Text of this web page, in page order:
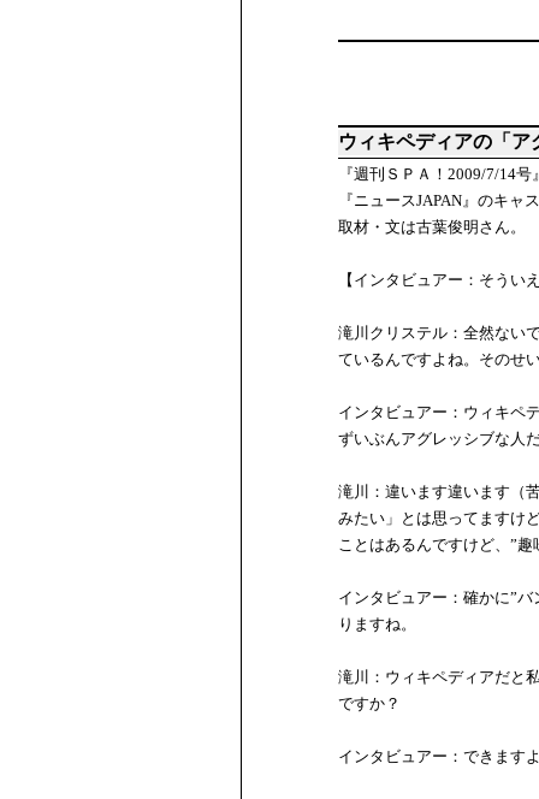
ウィキペディアの「
『週刊ＳＰＡ！2009/7/14
『ニュースJAPAN』のキ
取材・文は古葉俊明さん。
【インタビュアー：そうい
滝川クリステル：全然ない
ているんですよね。そのせ
インタビュアー：ウィキペ
ずいぶんアグレッシブな人
滝川：違います違います（
みたい」とは思ってますけ
ことはあるんですけど、”
インタビュアー：確かに”
りますね。
滝川：ウィキペディアだと
ですか？
インタビュアー：できます